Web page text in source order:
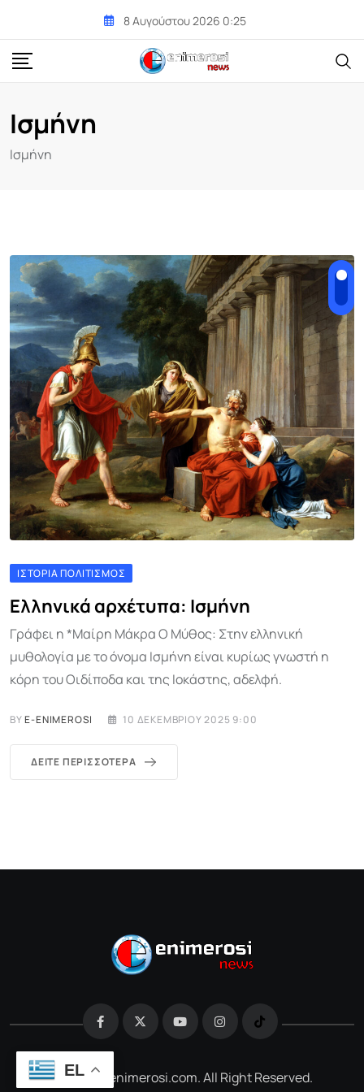
content
8 Αυγούστου 2026 0:25
Ισμήνη
Ισμήνη
ΙΣΤΟΡΊΑ ΠΟΛΙΤΙΣΜΌΣ
Ελληνικά αρχέτυπα: Ισμήνη
Γράφει η *Μαίρη Μάκρα Ο Μύθος: Στην ελληνική
μυθολογία με το όνομα Ισμήνη είναι κυρίως γνωστή η
κόρη του Οιδίποδα και της Ιοκάστης, αδελφή.
BYE-ENIMEROSI 10 ΔΕΚΕΜΒΡΊΟΥ 2025 9:00
ΔΕΊΤΕ ΠΕΡΙΣΣΌΤΕΡΑ
@2026 e-enimerosi.com. All Right Reserved.
EL